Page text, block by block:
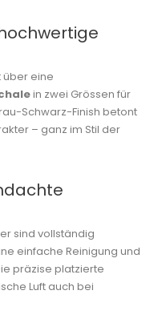
über eine
in zwei Grössen für
Schwarz-Finish betont
– ganz im Stil der
sind vollständig
einfache Reinigung und
präzise platzierte
Luft auch bei